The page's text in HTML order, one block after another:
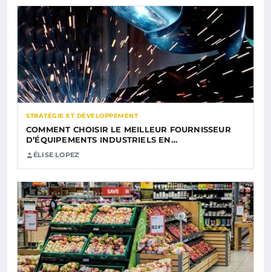
STRATÉGIE ET DÉVELOPPEMENT
COMMENT CHOISIR LE MEILLEUR FOURNISSEUR
D’ÉQUIPEMENTS INDUSTRIELS EN…
ÉLISE LOPEZ